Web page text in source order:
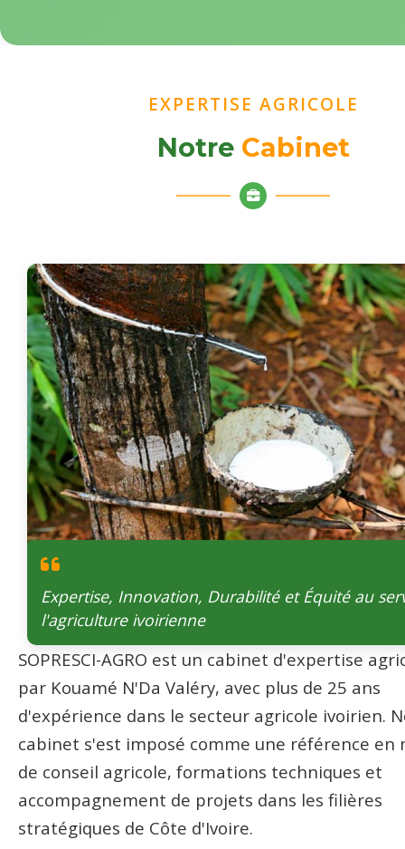
EXPERTISE AGRICOLE
Notre Cabinet
Expertise, Innovation, Durabilité et Équité au
l'agriculture ivoirienne
SOPRESCI-AGRO est un cabinet d'expertise
par Kouamé N'Da Valéry, avec plus de 25 ans
d'expérience dans le secteur agricole ivoirien.
cabinet s'est imposé comme une référence en
de conseil agricole, formations techniques et
accompagnement de projets dans les filières
stratégiques de Côte d'Ivoire.